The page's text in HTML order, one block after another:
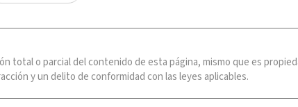
total o parcial del contenido de esta página, mismo que es
y un delito de conformidad con las leyes aplicables.